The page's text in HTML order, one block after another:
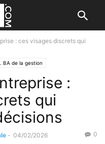
: ces visages discrets qui
BA de la gestion
:
qui
- 04/02/2026 0